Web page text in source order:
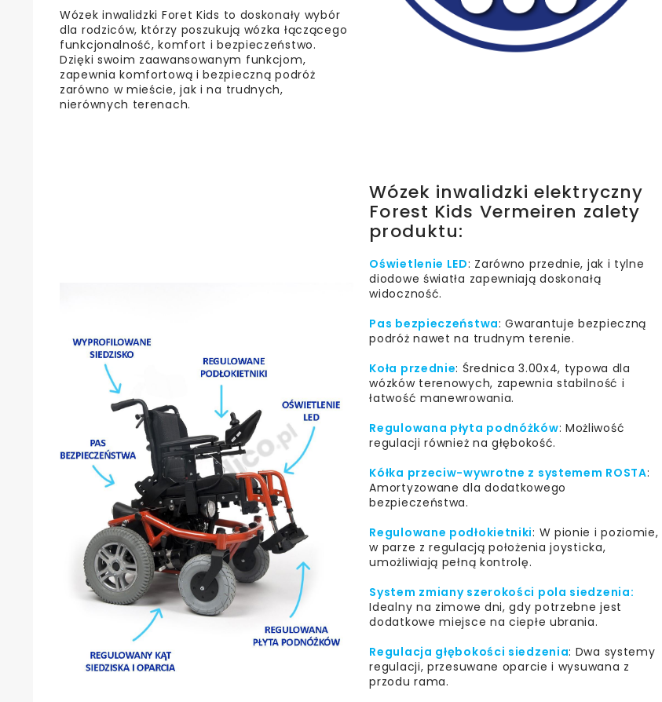
Wózek inwalidzki Foret Kids to doskonały wybór
dla rodziców, którzy poszukują wózka łączącego
funkcjonalność, komfort i bezpieczeństwo.
Dzięki swoim zaawansowanym funkcjom,
zapewnia komfortową i bezpieczną podróż
zarówno w mieście, jak i na trudnych,
nierównych terenach.
Wózek inwalidzki elektryczny
Forest Kids Vermeiren zalety
produktu:
Oświetlenie LED: Zarówno przednie, jak i tylne
diodowe światła zapewniają doskonałą
widoczność.
Pas bezpieczeństwa: Gwarantuje bezpieczną
podróż nawet na trudnym terenie.
Koła przednie: Średnica 3.00x4, typowa dla
wózków terenowych, zapewnia stabilność i
łatwość manewrowania.
Regulowana płyta podnóżków: Możliwość
regulacji również na głębokość.
Kółka przeciw-wywrotne z systemem ROSTA:
Amortyzowane dla dodatkowego
bezpieczeństwa.
Regulowane podłokietniki: W pionie i poziomie,
w parze z regulacją położenia joysticka,
umożliwiają pełną kontrolę.
System zmiany szerokości pola siedzenia:
Idealny na zimowe dni, gdy potrzebne jest
dodatkowe miejsce na ciepłe ubrania.
Regulacja głębokości siedzenia: Dwa systemy
regulacji, przesuwane oparcie i wysuwana z
przodu rama.